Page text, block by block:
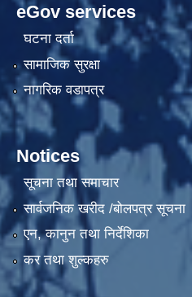
eGov services
घटना दर्ता
सामाजिक सुरक्षा
नागरिक वडापत्र
Notices
सूचना तथा समाचार
सार्वजनिक खरीद /बोलपत्र सूचना
एन, कानुन तथा निर्देशिका
कर तथा शुल्कहरु